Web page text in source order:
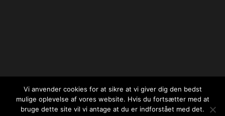
Vi anvender cookies for at sikre at vi giver dig den bedst
mulige oplevelse af vores website. Hvis du fortsætter med at
bruge dette site vil vi antage at du er indforstået med det.